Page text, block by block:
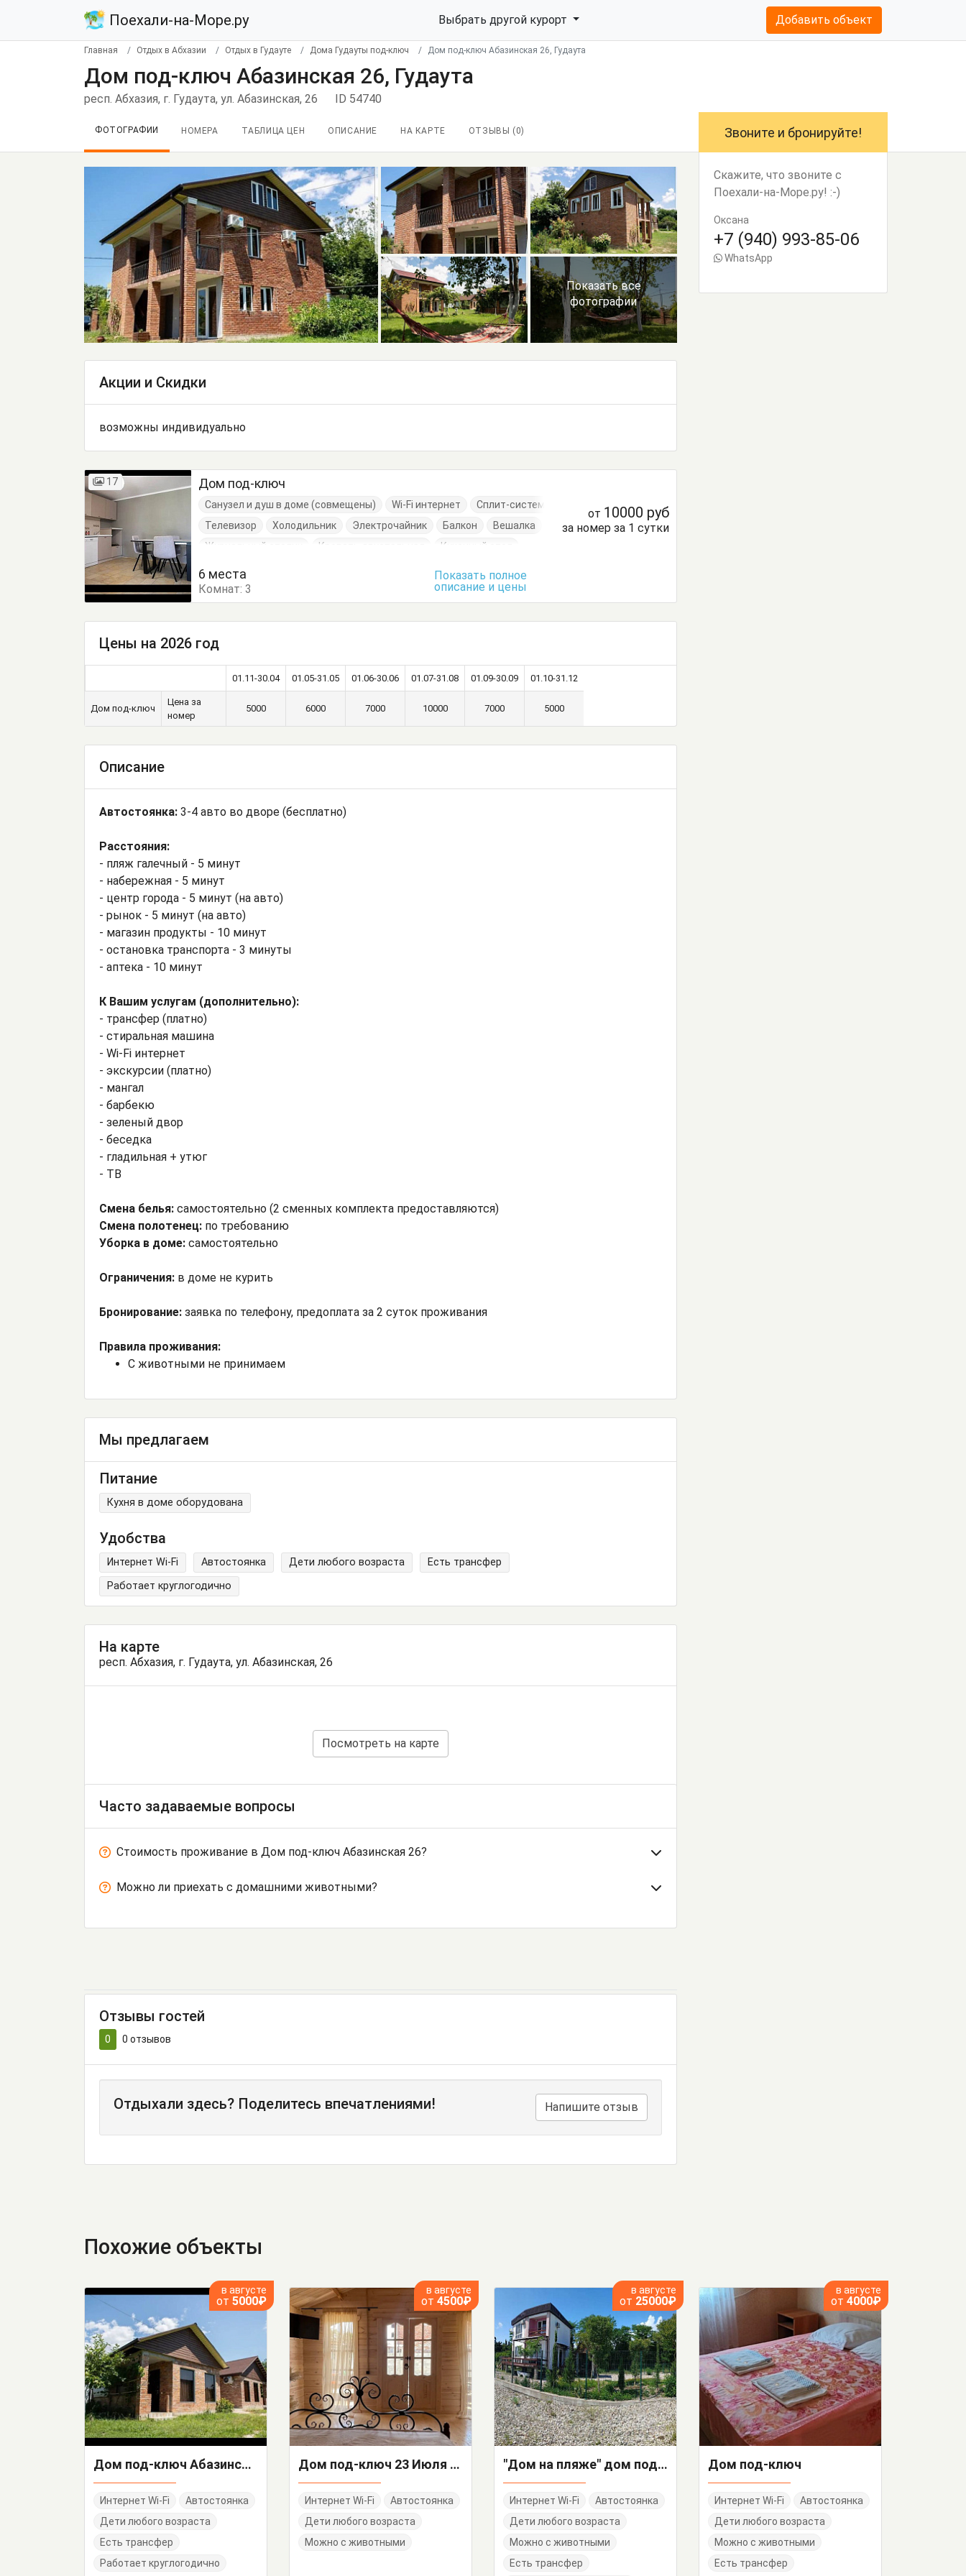
Поехали-на-Море.ру Выбрать другой курорт Добавить объект
Главная Отдых в Абхазии Отдых в Гудауте Дома Гудауты под-ключ Дом под-ключ Абазинская 26, Гудаута
Дом под-ключ Абазинская 26, Гудаута
респ. Абхазия, г. Гудаута, ул. Абазинская, 26 ID 54740
ФОТОГРАФИИ НОМЕРА ТАБЛИЦА ЦЕН ОПИСАНИЕ НА КАРТЕ ОТЗЫВЫ ( 0)
Показать все
фотографии
Акции и Скидки
возможны индивидуально
17 Дом под-ключ
Санузел и душ в доме (совмещены) Wi-Fi интернет
Сплит-система
Телевизор
Холодильник Электрочайник Балкон
Вешалка
Журнальный столик
Кровать двуспальная
Кухонный стол
от 10000 руб
за номер за 1 сутки
6 места
Комнат:3
Показать полное
описание и цены
Цены на 2026 год
01.11-30.04 01.05-31.05 01.06-30.06 01.07-31.08 01.09-30.09 01.10-31.12
Дом под-ключ
Цена за
номер
5000 6000 7000 10000 7000 5000
Описание
Автостоянка: 3-4 авто во дворе (бесплатно)
Расстояния:
- пляж галечный - 5 минут
- набережная - 5 минут
- центр города - 5 минут (на авто)
- рынок - 5 минут (на авто)
- магазин продукты - 10 минут
- остановка транспорта - 3 минуты
- аптека - 10 минут
К Вашим услугам (дополнительно):
- трансфер (платно)
- стиральная машина
- Wi-Fi интернет
- экскурсии (платно)
- мангал
- барбекю
- зеленый двор
- беседка
- гладильная + утюг
- ТВ
Смена белья: самостоятельно (2 сменных комплекта предоставляются)
Смена полотенец: по требованию
Уборка в доме: самостоятельно
Ограничения: в доме не курить
Бронирование: заявка по телефону, предоплата за 2 суток проживания
Правила проживания:
С животными не принимаем
Мы предлагаем
Питание
Кухня в доме оборудована
Удобства
Интернет Wi-Fi Автостоянка Дети любого возраста
Есть трансфер
Работает круглогодично
На карте
респ. Абхазия, г. Гудаута, ул. Абазинская, 26
Посмотреть на карте
Часто задаваемые вопросы
Стоимость проживание в Дом под-ключ Абазинская 26?
Можно ли приехать с домашними животными?
Отзывы гостей
0 0 отзывов
Отдыхали здесь? Поделитесь впечатлениями! Напишите отзыв
Звоните и бронируйте!
Скажите, что звоните с
Поехали-на-Море.ру! :-)
Оксана
+7 (940) 993-85-06
WhatsApp
Похожие объекты
в августе
от 5000₽
Дом под-ключ Абазинская 26/А
Интернет Wi-Fi
Автостоянка
Дети любого возраста
Есть трансфер
Работает круглогодично
в августе
от 4500₽
Дом под-ключ 23 Июля 93
Интернет Wi-Fi
Автостоянка
Дети любого возраста
Можно с животными
в августе
от 25000₽
"Дом на пляже" дом под-ключ
Интернет Wi-Fi
Автостоянка
Дети любого возраста
Можно с животными
Есть трансфер
в августе
от 4000₽
Дом под-ключ
Интернет Wi-Fi
Автостоянка
Дети любого возраста
Можно с животными
Есть трансфер